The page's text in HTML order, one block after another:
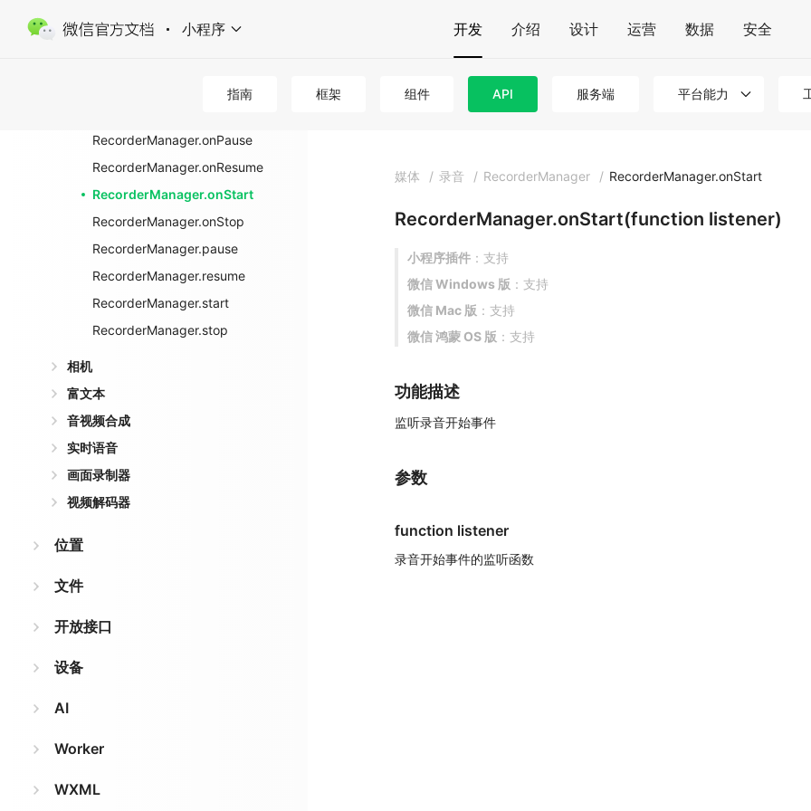
小程序 开发 介绍 设计 运营 数据 安全
指南 框架 组件 API 服务端 平台能力
orded
RecorderManager.onInterruptio
RecorderManager.onPause
RecorderManager.onResume
RecorderManager.onStart
RecorderManager.onStop
RecorderManager.pause
RecorderManager.resume
RecorderManager.start
RecorderManager.stop
相机
富文本
音视频合成
实时语音
画面录制器
视频解码器
位置
文件
开放接口
设备
AI
Worker
WXML
媒体 / 录音 / RecorderManager / RecorderManager.onStart
RecorderManager.onStart(function listener)
小程序插件 ：支持
微信 Windows 版 ：支持
微信 Mac 版 ：支持
微信 鸿蒙 OS 版 ：支持
功能描述
监听录音开始事件
参数
function listener
录音开始事件的监听函数